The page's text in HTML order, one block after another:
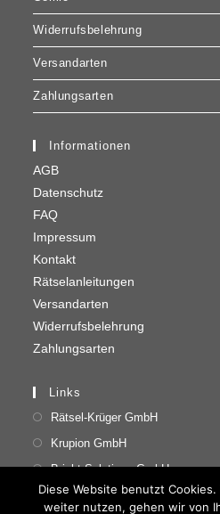
Widerrufsbelehrung
Versandarten
Zahlungsarten
Informationen
AGB
Datenschutz
FAQ
Impressum
Kontakt
Rätselanleitungen
Versandarten
Widerrufsbelehrung
Zahlungsarten
Links
Rätsel-Krüger GmbH
Krupion GmbH
Bright Solutions GmbH
Diese Website benutzt
weiter nutzen, gehen wir von